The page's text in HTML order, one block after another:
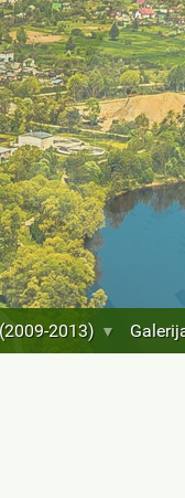
2013)